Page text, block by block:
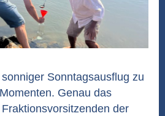
Sonntagsausflug zu
Genau das
der